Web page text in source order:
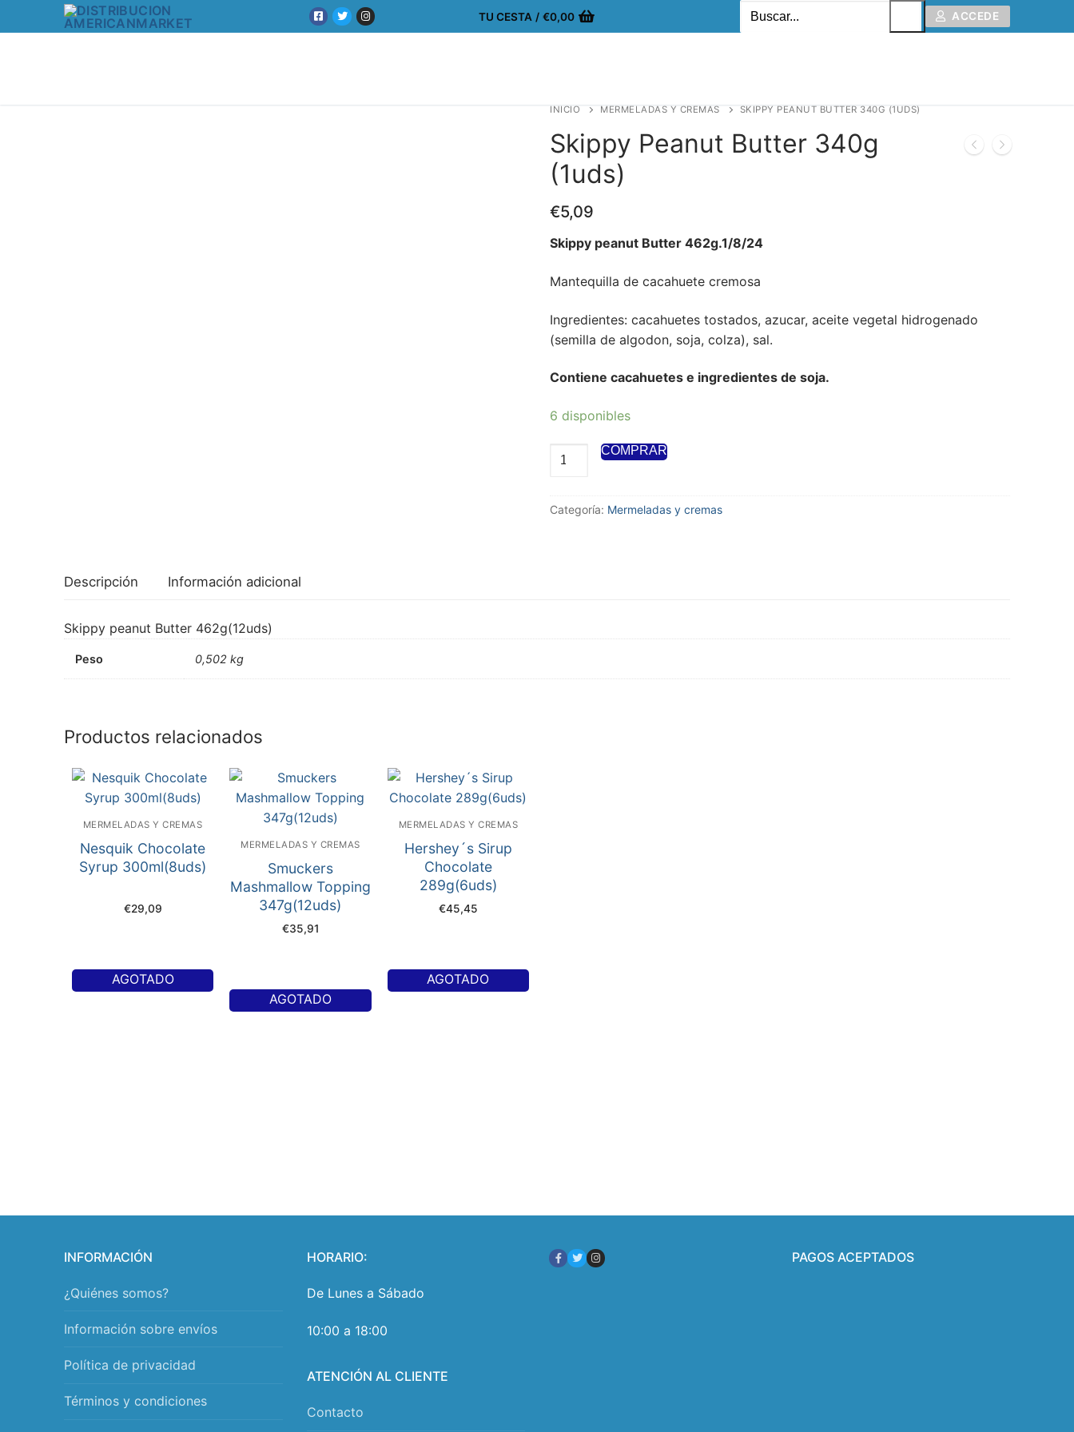
TU CESTA / €0,00 ACCEDE
INICIO MERMELADAS Y CREMAS SKIPPY PEANUT BUTTER 340G (1UDS)
Skippy Peanut Butter 340g
(1uds)
€5,09
Skippy peanut Butter 462g.1/8/24
Mantequilla de cacahuete cremosa
Ingredientes: cacahuetes tostados, azucar, aceite vegetal hidrogenado
(semilla de algodon, soja, colza), sal.
Contiene cacahuetes e ingredientes de soja.
6 disponibles
COMPRAR
Categoría: Mermeladas y cremas
Descripción Información adicional
Skippy peanut Butter 462g(12uds)
Peso 0,502 kg
Productos relacionados
MERMELADAS Y CREMAS
Nesquik Chocolate
Syrup 300ml(8uds)
€29,09
AGOTADO
MERMELADAS Y CREMAS
Smuckers
Mashmallow Topping
347g(12uds)
€35,91
AGOTADO
MERMELADAS Y CREMAS
Hershey´s Sirup
Chocolate
289g(6uds)
€45,45
AGOTADO
INFORMACIÓN
¿Quiénes somos?
Información sobre envíos
Política de privacidad
Términos y condiciones
HORARIO:
De Lunes a Sábado
10:00 a 18:00
ATENCIÓN AL CLIENTE
Contacto
PAGOS ACEPTADOS